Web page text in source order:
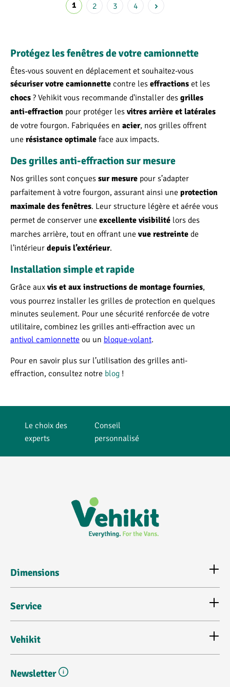
1 2 3 4
Protégez les fenêtres de votre camionnette
Êtes-vous souvent en déplacement et souhaitez-vous
sécuriser votre camionnette contre les effractions et les
chocs ? Vehikit vous recommande d'installer des grilles
anti-effraction pour protéger les vitres arrière et latérales
de votre fourgon. Fabriquées en acier, nos grilles offrent
une résistance optimale face aux impacts.
Des grilles anti-effraction sur mesure
Nos grilles sont conçues sur mesure pour s’adapter
parfaitement à votre fourgon, assurant ainsi une protection
maximale des fenêtres. Leur structure légère et aérée vous
permet de conserver une excellente visibilité lors des
marches arrière, tout en offrant une vue restreinte de
l’intérieur depuis l’extérieur.
Installation simple et rapide
Grâce aux vis et aux instructions de montage fournies,
vous pourrez installer les grilles de protection en quelques
minutes seulement. Pour une sécurité renforcée de votre
utilitaire, combinez les grilles anti-effraction avec un
antivol camionnetteou un bloque-volant.
Pour en savoir plus sur l’utilisation des grilles anti-
effraction, consultez notre blog !
Le choix des
experts
Conseil
personnalisé
Dimensions
Service
Vehikit
Newsletter